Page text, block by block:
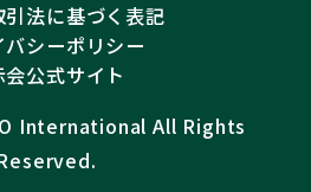
法に基づく表記
バシーポリシー
会公式サイト
International All Rights